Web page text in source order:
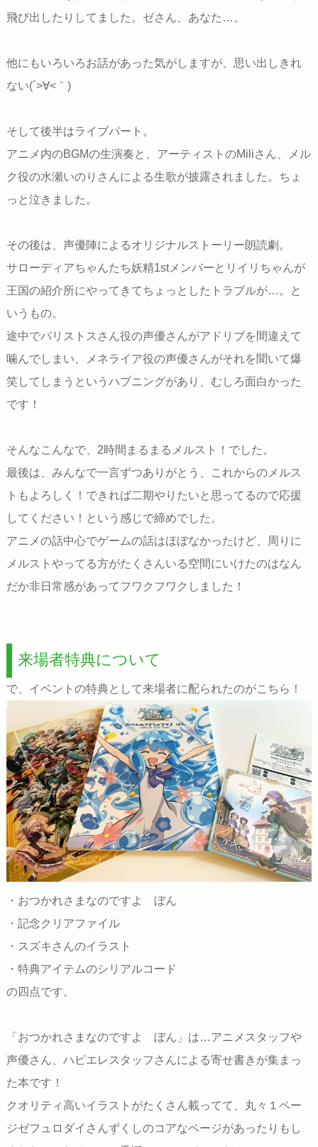
飛び出したりしてました。ゼさん、あなた…。
他にもいろいろお話があった気がしますが、思い出しきれ
ない(´>∀<｀)ゝ
そして後半はライブパート。
アニメ内のBGMの生演奏と、アーティストのMiliさん、メル
ク役の水瀬いのりさんによる生歌が披露されました。ちょ
っと泣きました。
その後は、声優陣によるオリジナルストーリー朗読劇。
サローディアちゃんたち妖精1stメンバーとリイリちゃんが
王国の紹介所にやってきてちょっとしたトラブルが…。と
いうもの。
途中でパリストスさん役の声優さんがアドリブを間違えて
噛んでしまい、メネライア役の声優さんがそれを聞いて爆
笑してしまうというハプニングがあり、むしろ面白かった
です！
そんなこんなで、2時間まるまるメルスト！でした。
最後は、みんなで一言ずつありがとう、これからのメルス
トもよろしく！できれば二期やりたいと思ってるので応援
してください！という感じで締めでした。
アニメの話中心でゲームの話はほぼなかったけど、周りに
メルストやってる方がたくさんいる空間にいけたのはなん
だか非日常感があってフワクフワクしました！
来場者特典について
で、イベントの特典として来場者に配られたのがこちら！
・おつかれさまなのですよ ぼん
・記念クリアファイル
・スズキさんのイラスト
・特典アイテムのシリアルコード
の四点です。
「おつかれさまなのですよ ぼん」は…アニメスタッフや
声優さん、ハピエレスタッフさんによる寄せ書きが集まっ
た本です！
クオリティ高いイラストがたくさん載ってて、丸々１ペー
ジゼフュロダイさんずくしのコアなページがあったりもし